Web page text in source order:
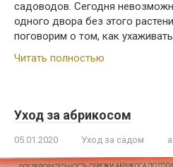
садоводов. Сегодня
одного двора без этого
поговорим о том, как
Читать полностью
Уход за абрикосом
05.01.2020 Уход за садом